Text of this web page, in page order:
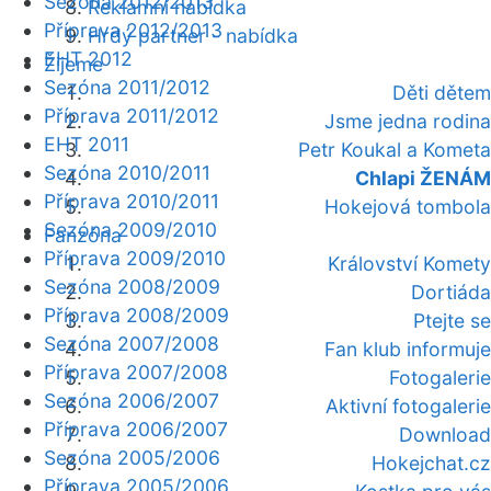
Reklamní nabídka
Hrdý partner - nabídka
Žijeme
Děti dětem
Jsme jedna rodina
Petr Koukal a Kometa
Chlapi ŽENÁM
Hokejová tombola
Fanzóna
Království Komety
Dortiáda
Ptejte se
Fan klub informuje
Fotogalerie
Aktivní fotogalerie
Download
Hokejchat.cz
Příprava 2012/2013
EHT 2012
Sezóna 2011/2012
Příprava 2011/2012
EHT 2011
Sezóna 2010/2011
Příprava 2010/2011
Sezóna 2009/2010
Příprava 2009/2010
Sezóna 2008/2009
Příprava 2008/2009
Sezóna 2007/2008
Příprava 2007/2008
Sezóna 2006/2007
Příprava 2006/2007
Sezóna 2005/2006
Příprava 2005/2006